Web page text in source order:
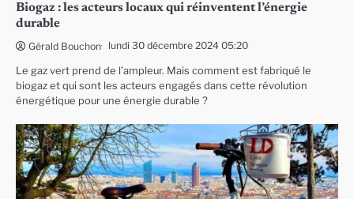
Biogaz : les acteurs locaux qui réinventent l’énergie
durable
Gérald Bouchon lundi 30 décembre 2024 05:20
Le gaz vert prend de l’ampleur. Mais comment est fabriqué le
biogaz et qui sont les acteurs engagés dans cette révolution
énergétique pour une énergie durable ?